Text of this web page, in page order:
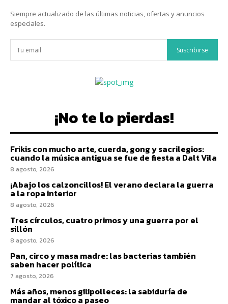
Siempre actualizado de las últimas noticias, ofertas y anuncios
especiales.
Suscribirse
¡No te lo pierdas!
Frikis con mucho arte, cuerda, gong y sacrilegios:
cuando la música antigua se fue de fiesta a Dalt Vila
8 agosto, 2026
¡Abajo los calzoncillos! El verano declara la guerra
a la ropa interior
8 agosto, 2026
Tres círculos, cuatro primos y una guerra por el
sillón
8 agosto, 2026
Pan, circo y masa madre: las bacterias también
saben hacer política
7 agosto, 2026
Más años, menos gilipolleces: la sabiduría de
mandar al tóxico a paseo